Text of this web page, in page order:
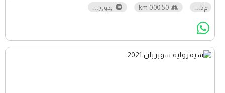
م5 ...
50 000 km يدوي...